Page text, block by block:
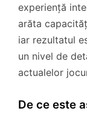
experiență
arăta
iar rezultatul
un nivel de
actualelor
De ce este